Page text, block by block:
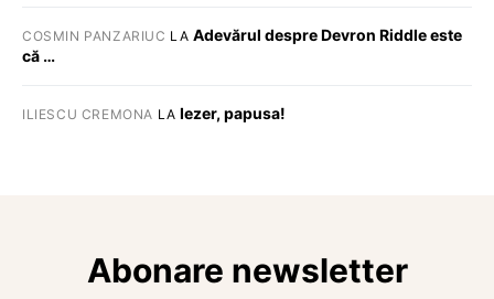
COSMIN PANZARIUC LA Adevărul despre Devron Riddle este
că …
ILIESCU CREMONA LA Iezer, papusa!
Abonare newsletter